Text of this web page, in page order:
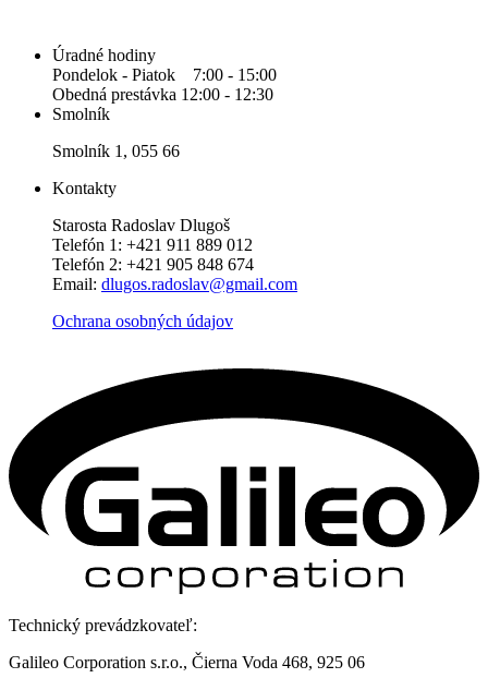
Úradné hodiny
Pondelok - Piatok 7:00 - 15:00
Obedná prestávka 12:00 - 12:30
Smolník
Smolník 1, 055 66
Kontakty
Starosta Radoslav Dlugoš
Telefón 1: +421 911 889 012
Telefón 2: +421 905 848 674
Email: dlugos.radoslav@gmail.com
Ochrana osobných údajov
Technický prevádzkovateľ:
Galileo Corporation s.r.o., Čierna Voda 468, 925 06